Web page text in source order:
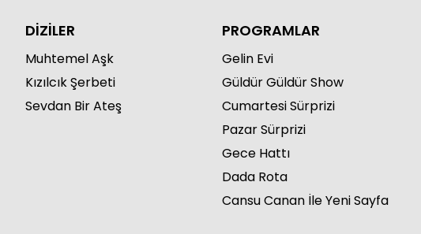
DİZİLER
Muhtemel Aşk
Kızılcık Şerbeti
Sevdan Bir Ateş
PROGRAMLAR
Gelin Evi
Güldür Güldür Show
Cumartesi Sürprizi
Pazar Sürprizi
Gece Hattı
Dada Rota
Cansu Canan İle Yeni Sayfa